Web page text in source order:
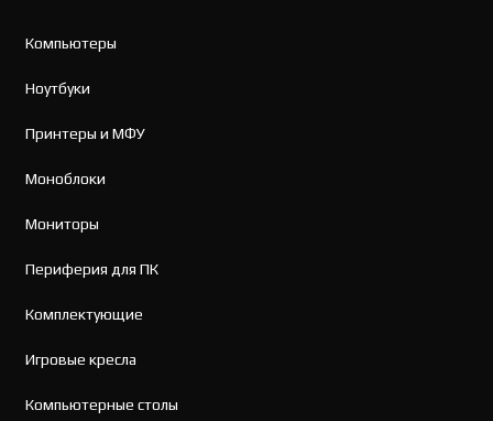
Компьютеры
Ноутбуки
Принтеры и МФУ
Моноблоки
Мониторы
Периферия для ПК
Комплектующие
Игровые кресла
Компьютерные столы